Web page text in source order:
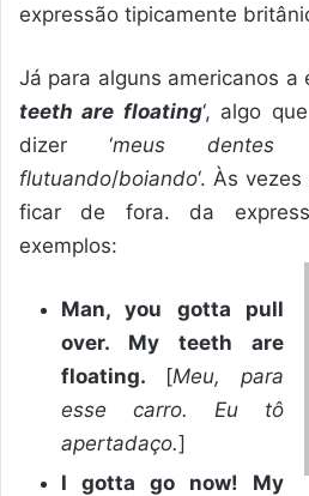
expressão tipicamente
Já para alguns americanos a
teeth are floating‘, algo
dizer ‘meus
flutuando/boiando‘. Às
ficar de fora. da
exemplos:
Man, you gotta pull
over. My teeth are
floating.
[Meu, para
esse carro. Eu tô
apertadaço.]
I gotta go now! My